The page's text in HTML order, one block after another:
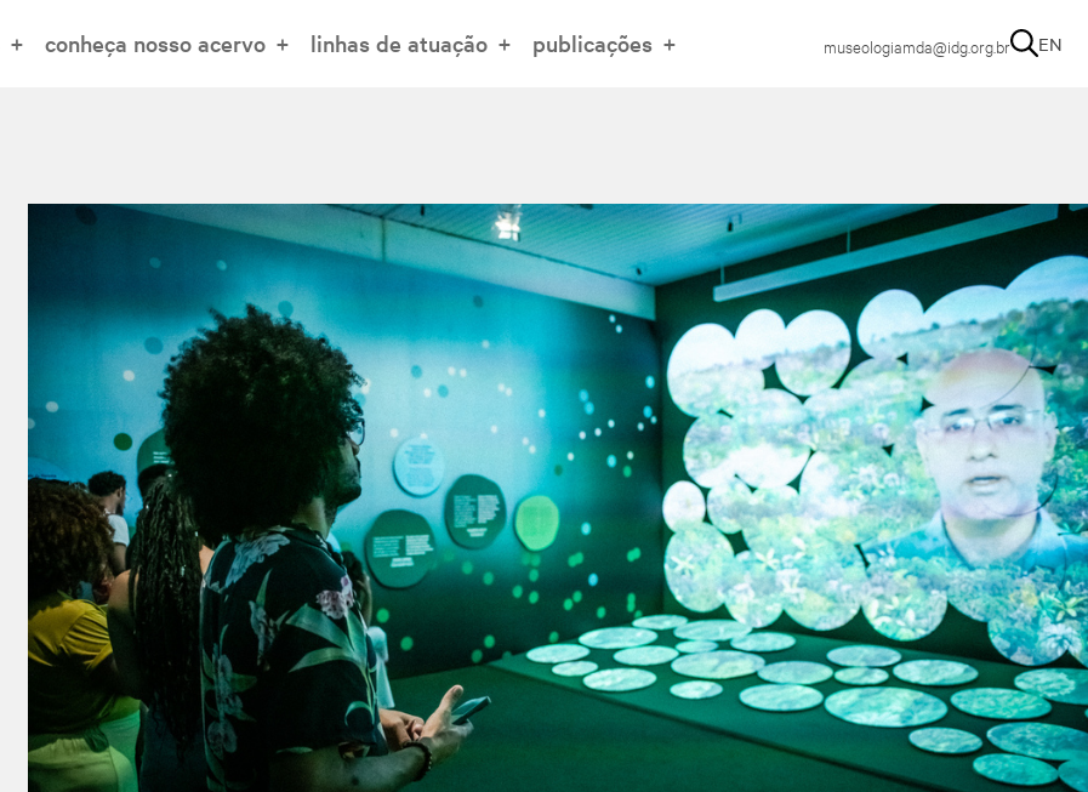
conheça nosso acervo linhas de atuação publicações museologiamda@idg.org.br EN